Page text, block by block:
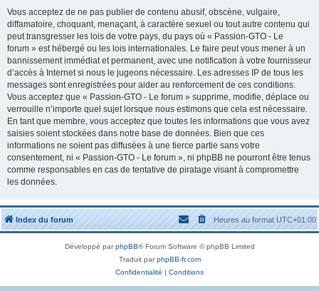
Vous acceptez de ne pas publier de contenu abusif, obscène, vulgaire,
diffamatoire, choquant, menaçant, à caractère sexuel ou tout autre contenu qui
peut transgresser les lois de votre pays, du pays où « Passion-GTO - Le
forum » est hébergé ou les lois internationales. Le faire peut vous mener à un
bannissement immédiat et permanent, avec une notification à votre fournisseur
d’accès à Internet si nous le jugeons nécessaire. Les adresses IP de tous les
messages sont enregistrées pour aider au renforcement de ces conditions.
Vous acceptez que « Passion-GTO - Le forum » supprime, modifie, déplace ou
verrouille n’importe quel sujet lorsque nous estimons que cela est nécessaire.
En tant que membre, vous acceptez que toutes les informations que vous avez
saisies soient stockées dans notre base de données. Bien que ces
informations ne soient pas diffusées à une tierce partie sans votre
consentement, ni « Passion-GTO - Le forum », ni phpBB ne pourront être tenus
comme responsables en cas de tentative de piratage visant à compromettre
les données.
Index du forum Heures au formatUTC+01:00
Développé parphpBB® Forum Software © phpBB Limited
Traduit parphpBB-fr.com
Confidentialité | Conditions